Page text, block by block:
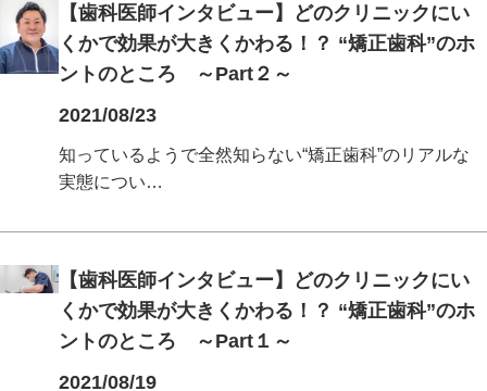
【歯科医師インタビュー】どのクリニックにい
くかで効果が大きくかわる！？ “矯正歯科”のホ
ントのところ ～Part２～
2021/08/23
知っているようで全然知らない“矯正歯科”のリアルな
実態につい…
【歯科医師インタビュー】どのクリニックにい
くかで効果が大きくかわる！？ “矯正歯科”のホ
ントのところ ～Part１～
2021/08/19